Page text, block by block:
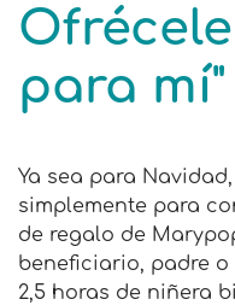
para mí"
Ya sea para
simplemente para
de regalo de
beneficiario, padre
2,5 horas de niñera